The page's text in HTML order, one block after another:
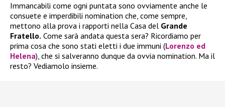
Immancabili come ogni puntata sono ovviamente anche le
consuete e imperdibili nomination che, come sempre,
mettono alla prova i rapporti nella Casa del Grande
Fratello. Come sarà andata questa sera? Ricordiamo per
prima cosa che sono stati eletti i due immuni (Lorenzo ed
Helena), che si salveranno dunque da ovvia nomination. Ma il
resto? Vediamolo insieme.